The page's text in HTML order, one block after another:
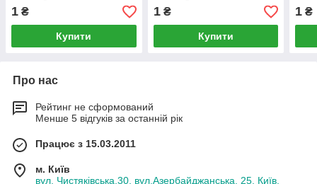
1 ₴
Купити
1₴
Купити
1 ₴
Про нас
Рейтинг не сформований
Менше 5 відгуків за останній рік
Працює з 15.03.2011
м. Київ
вул. Чистяківська,30, вул.Азербайджанська, 25, Київ,